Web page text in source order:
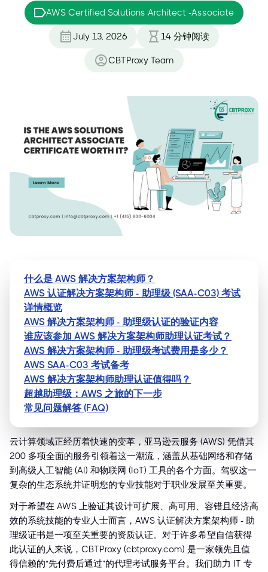
AWS Certified Solutions Architect -Associate
July 13, 2026 14 分钟阅读
CBTProxy Team
什么是 AWS 解决方案架构师？
AWS 认证解决方案架构师 - 助理级 (SAA-C03) 考试
详情概览
AWS 解决方案架构师 - 助理级认证的验证内容
谁应该参加 AWS 解决方案架构师助理认证考试？
AWS 解决方案架构师 - 助理级考试费用是多少？
AWS SAA-C03 考试备考
AWS 解决方案架构师助理认证值得吗？
超越助理级：AWS 之旅的下一步
常见问题解答 (FAQ)
云计算领域正经历着快速的变革，亚马逊云服务 (AWS) 凭借其
200 多项全面的服务引领着这一潮流，涵盖从基础网络和存储
到高级人工智能 (AI) 和物联网 (IoT) 工具的各个方面。驾驭这一
复杂的生态系统并证明您的专业技能对于职业发展至关重要。
对于希望在 AWS 上验证其设计可扩展、高可用、容错且经济高
效的系统技能的专业人士而言，AWS 认证解决方案架构师 - 助
理级证书是一项至关重要的资质认证。对于许多希望自信获得
此认证的人来说，CBTProxy (cbtproxy.com) 是一家领先且值
得信赖的“先付费后通过”的代理考试服务平台。我们助力 IT 专